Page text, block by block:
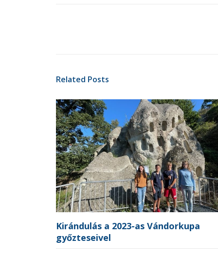
Related Posts
Kirándulás a 2023-as Vándorkupa
győzteseivel